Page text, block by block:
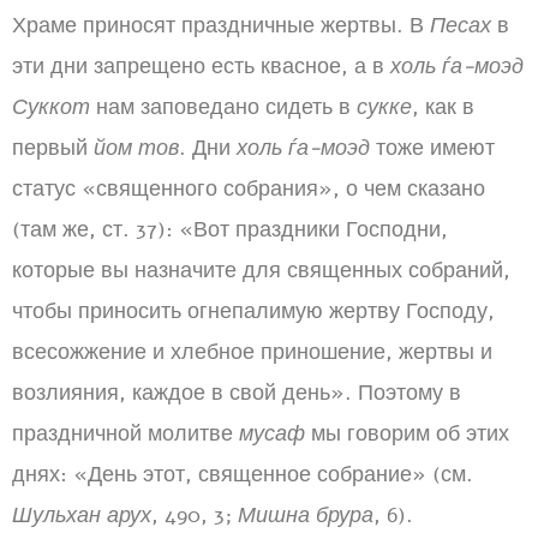
Храме приносят праздничные жертвы. В Песах в
эти дни запрещено есть квасное, а вхоль ѓа-моэд
Суккот нам заповедано сидеть в сукке, как в
первый йом тов. Днихоль ѓа-моэд тоже имеют
статус «священного собрания», о чем сказано
(там же, ст. 37): «Вот праздники Господни,
которые вы назначите для священных собраний,
чтобы приносить огнепалимую жертву Господу,
всесожжение и хлебное приношение, жертвы и
возлияния, каждое в свой день». Поэтому в
праздничной молитве мусаф мы говорим об этих
днях: «День этот, священное собрание» (см.
Шульхан арух, 490, 3; Мишна брура, 6).